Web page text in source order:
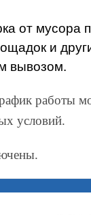
от мусора
и
вывозом.
работы
условий.